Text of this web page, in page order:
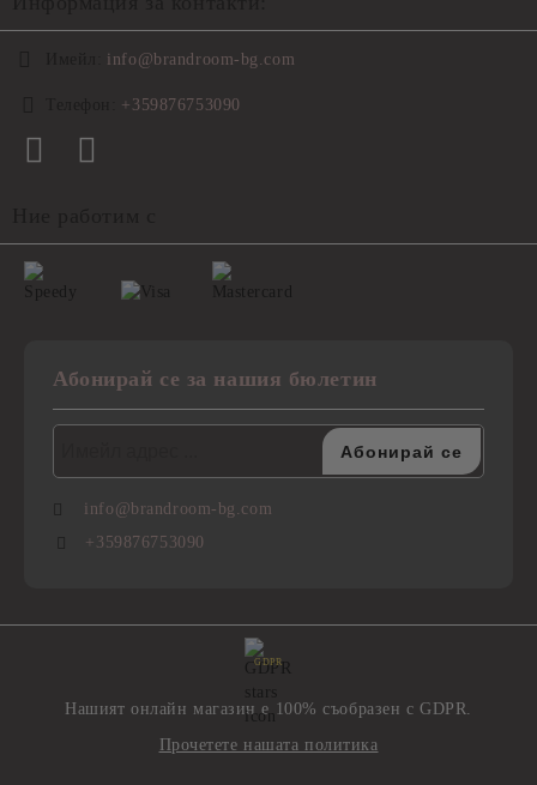
info@brandroom-bg.com
+359876753090
Абонирай се за нашия бюлетин
info@brandroom-bg.com
+359876753090
GDPR
Нашият онлайн магазин е 100% съобразен с GDPR.
Прочетете нашата политика